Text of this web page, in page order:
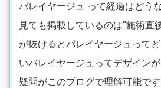
バレイヤージュ って経過はどう
見ても掲載しているのは"施術直
が抜けるとバレイヤージュって
いバレイヤージュってデザイン
疑問がこのブログで理解可能で